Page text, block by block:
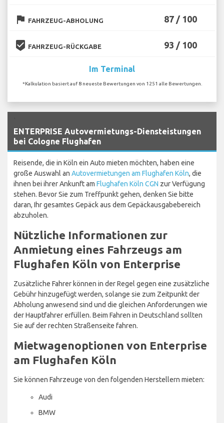
flag FAHRZEUG-ABHOLUNG 87 / 100
beenhere FAHRZEUG-RÜCKGABE 93 / 100
Im Terminal
*Kalkulation basiert auf 8 neueste Bewertungen von 1251 alle Bewertungen.
ENTERPRISE Autovermietungs-Diensteistungen
bei Cologne Flughafen
Reisende, die in Köln ein Auto mieten möchten, haben eine
große Auswahl an Autovermietungen am Flughafen Köln, die
ihnen bei ihrer Ankunft am Flughafen Köln CGN zur Verfügung
stehen. Bevor Sie zum Treffpunkt gehen, denken Sie bitte
daran, Ihr gesamtes Gepäck aus dem Gepäckausgabebereich
abzuholen.
Nützliche Informationen zur
Anmietung eines Fahrzeugs am
Flughafen Köln von Enterprise
Zusätzliche Fahrer können in der Regel gegen eine zusätzliche
Gebühr hinzugefügt werden, solange sie zum Zeitpunkt der
Abholung anwesend sind und die gleichen Anforderungen wie
der Hauptfahrer erfüllen. Beim Fahren in Deutschland sollten
Sie auf der rechten Straßenseite fahren.
Mietwagenoptionen von Enterprise
am Flughafen Köln
Sie können Fahrzeuge von den folgenden Herstellern mieten:
Audi
BMW